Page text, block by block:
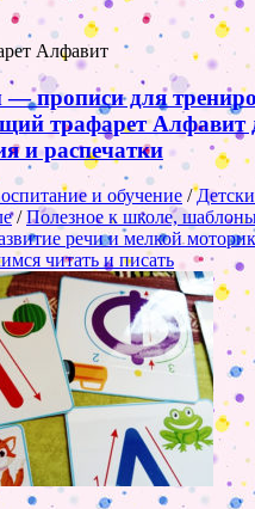
Алфавит
прописи для
трафарет Алфавит
и распечатки
и обучение /
/Полезное к школе,
речи и мелкой
читать и писать